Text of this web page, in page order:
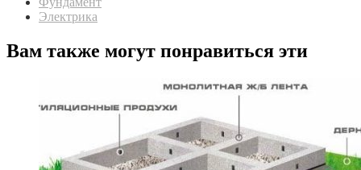
Электрика
Вам также могут понравиться эти